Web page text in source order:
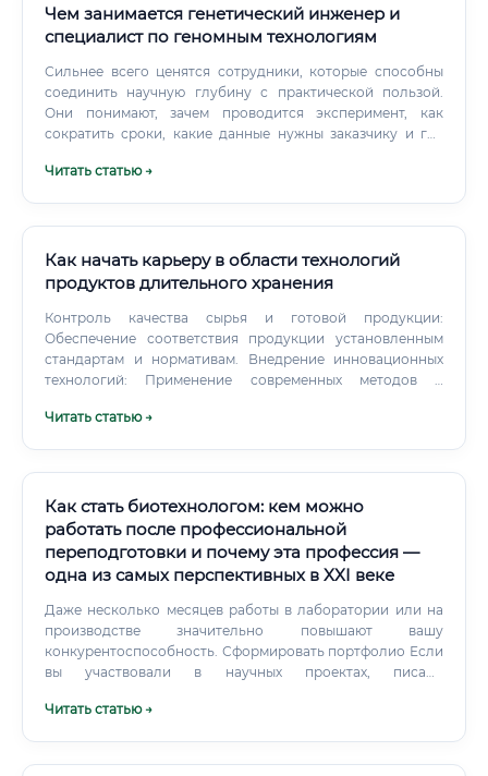
сосуды, кожные трансплантаты, хрящи.
Чем занимается генетический инженер и
специалист по геномным технологиям
Сильнее всего ценятся сотрудники, которые способны
соединить научную глубину с практической пользой.
Они понимают, зачем проводится эксперимент, как
сократить сроки, какие данные нужны заказчику и где
профессию тем, кто хочет работать только с передовыми
Читать статью →
Как начать карьеру в области технологий
продуктов длительного хранения
Контроль качества сырья и готовой продукции:
Обеспечение соответствия продукции установленным
стандартам и нормативам. Внедрение инновационных
технологий: Применение современных методов и
производства. Соблюдение санитарных норм и правил
Читать статью →
Как стать биотехнологом: кем можно
работать после профессиональной
переподготовки и почему эта профессия —
одна из самых перспективных в XXI веке
Даже несколько месяцев работы в лаборатории или на
производстве значительно повышают вашу
конкурентоспособность. Сформировать портфолио Если
вы участвовали в научных проектах, писали
технологические регламенты — всё это должно быть
Читать статью →